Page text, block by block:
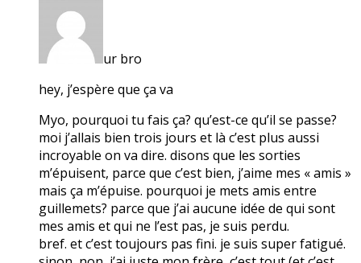
ur bro
hey, j’espère que ça va
Myo, pourquoi tu fais ça? qu’est-ce qu’il se passe?
moi j’allais bien trois jours et là c’est plus aussi
incroyable on va dire. disons que les sorties
m’épuisent, parce que c’est bien, j’aime mes « amis »
mais ça m’épuise. pourquoi je mets amis entre
guillemets? parce que j’ai aucune idée de qui sont
mes amis et qui ne l’est pas, je suis perdu.
bref. et c’est toujours pas fini. je suis super fatigué.